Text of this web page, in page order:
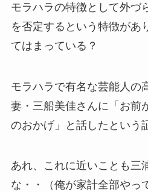
モラハラの特徴として外づ
を否定するという特徴があ
てはまっている？
モラハラで有名な芸能人の
妻・三船美佳さんに「お前
のおかげ」と話したという
あれ、これに近いことも三
な・・（俺が家計全部やっ